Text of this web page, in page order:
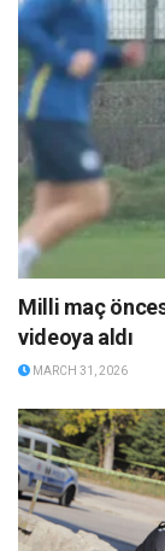
Milli maç
videoya aldı
MARCH 31, 2026